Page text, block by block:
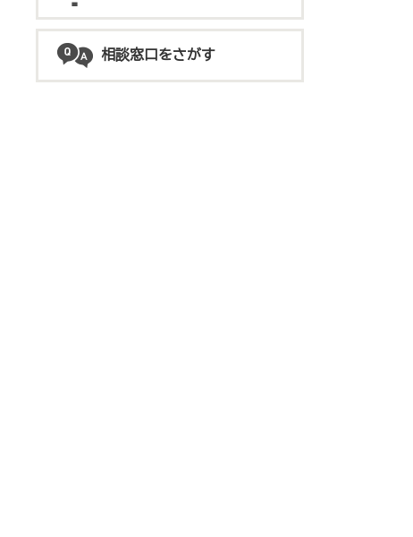
相談窓口をさがす